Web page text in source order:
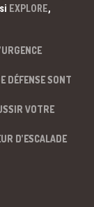
EXPLORE,
DÉFENSE SONT
VOTRE
D’ESCALADE